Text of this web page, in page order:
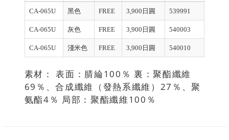
CA-065U 黑色 FREE 3,900日圓 539991
CA-065U 灰色 FREE 3,900日圓 540003
CA-065U 淺米色 FREE 3,900日圓 540010
素材： 表面：腈綸100％ 裏：聚酯纖維
69％、合成纖維（發熱系纖維）27％、聚
氨酯4％ 局部：聚酯纖維100％